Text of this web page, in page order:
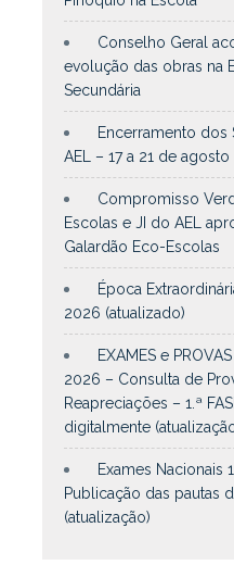
Conselho Geral
evolução das obras na
Secundária
Encerramento dos
AEL – 17 a 21 de agosto
Compromisso
Escolas e JI do AEL
Galardão Eco-Escolas
Época
2026 (atualizado)
EXAMES e
2026 – Consulta de
Reapreciações – 1.ª
digitalmente
Exames Nacionais
Publicação das pautas
(atualização)